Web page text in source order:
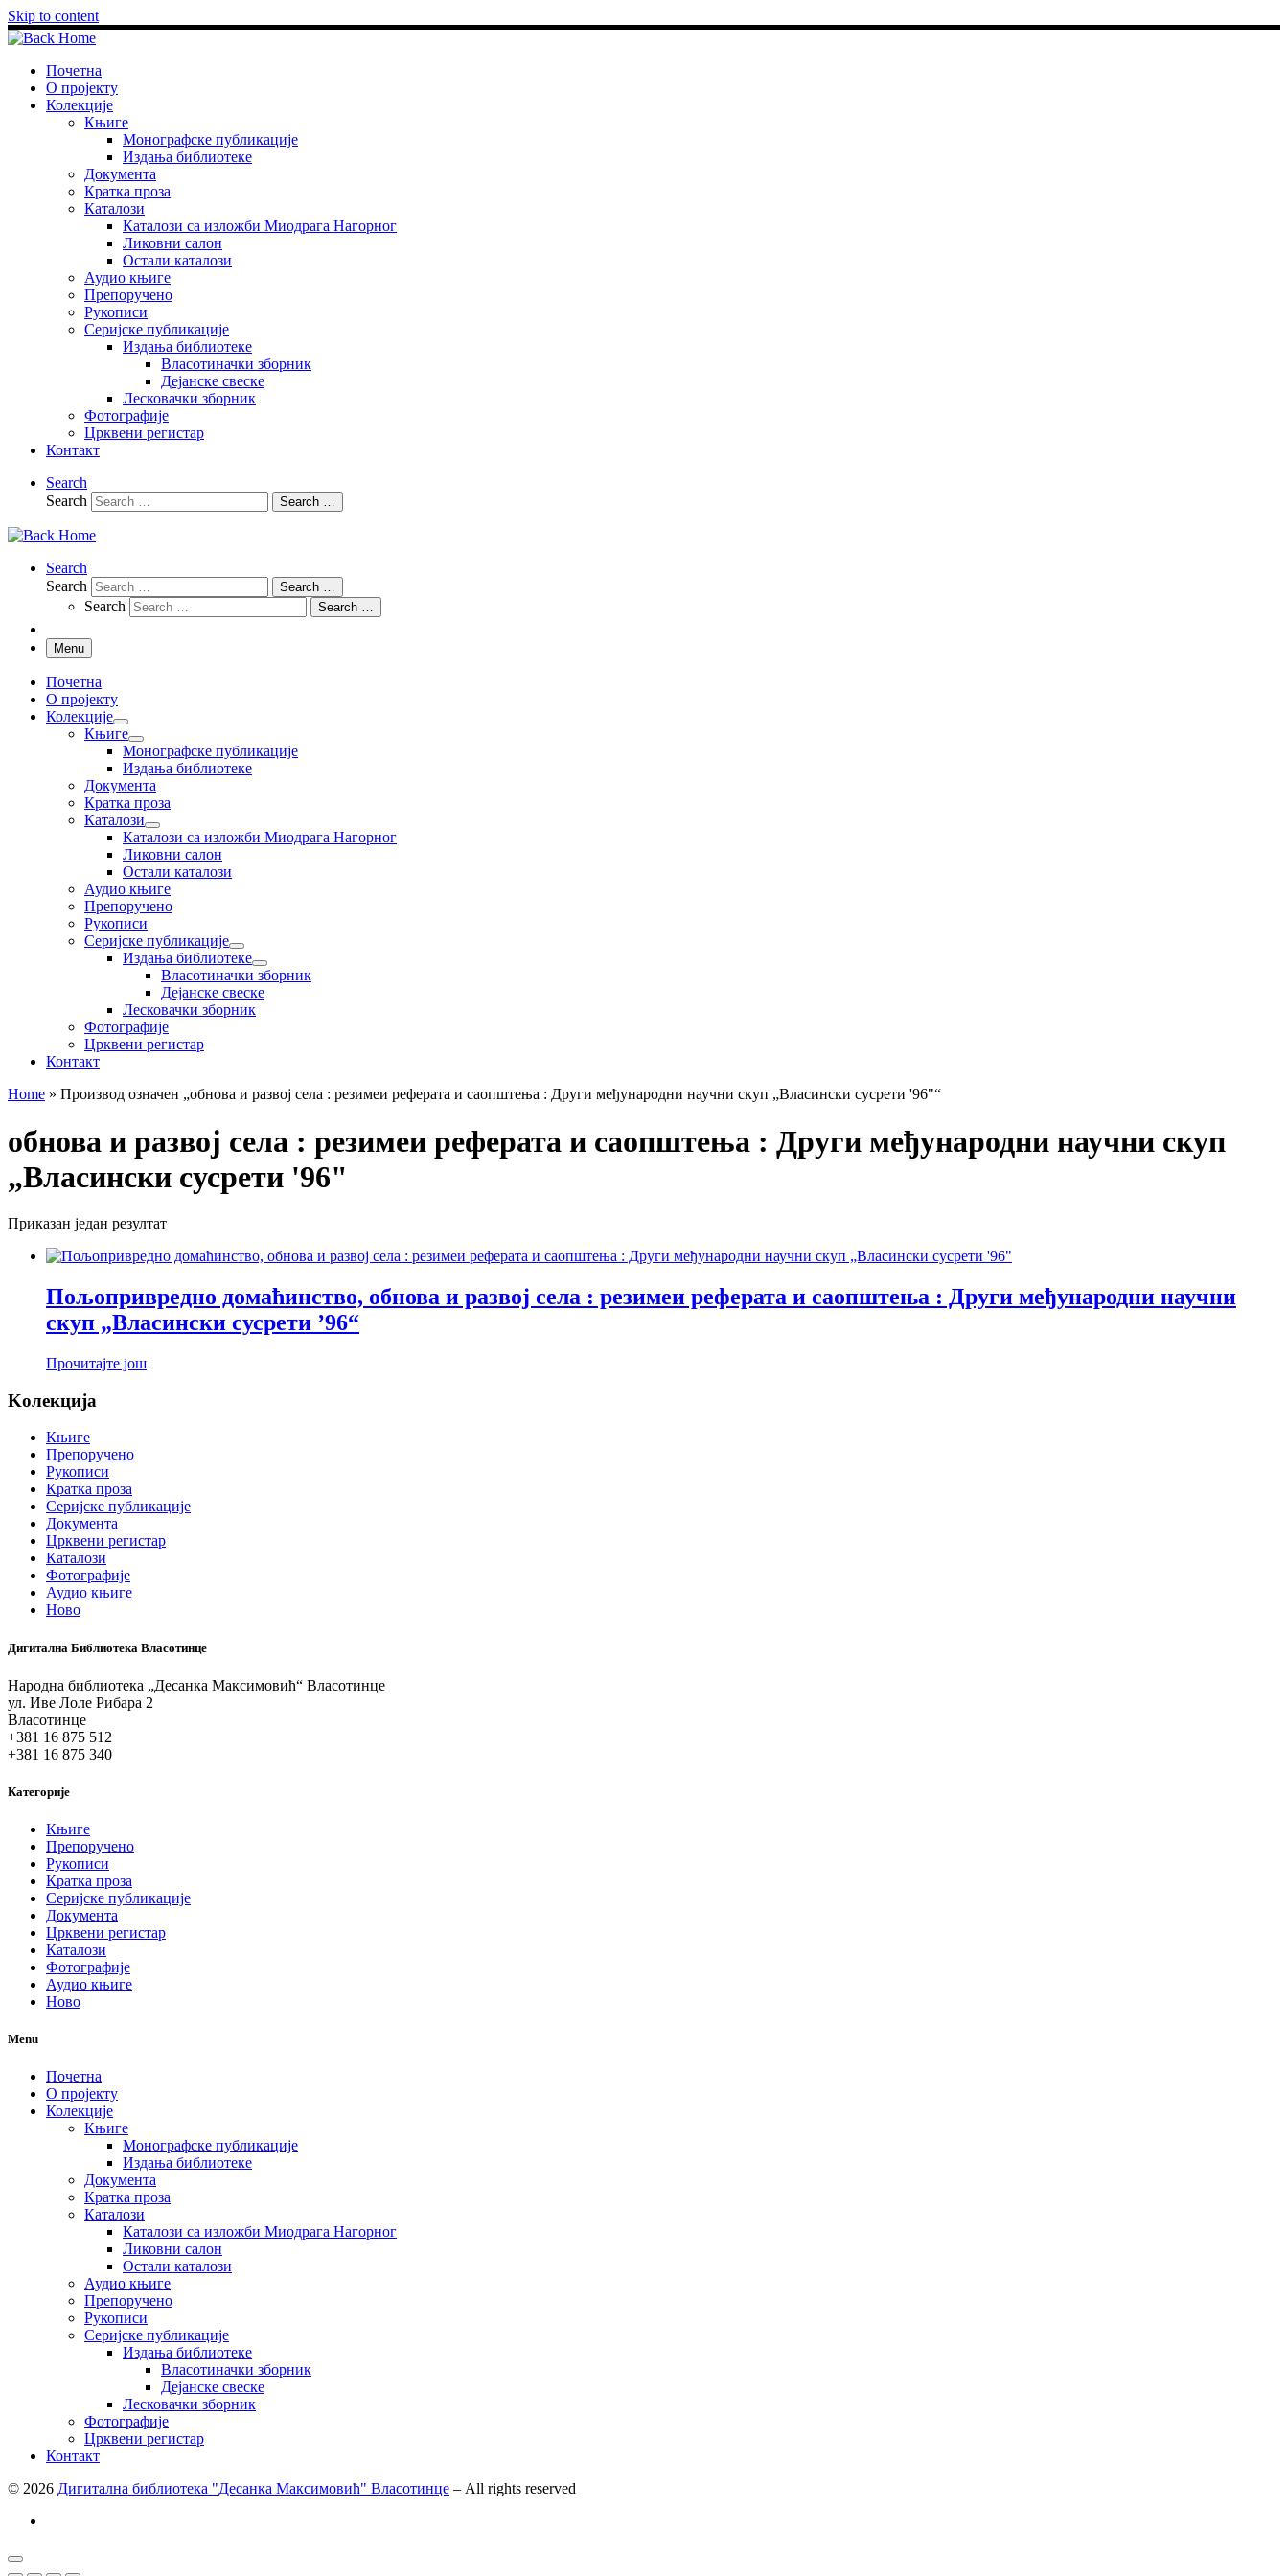
Skip to content
Почетна
О пројекту
Колекције
Књиге
Монографске публикације
Издања библиотеке
Документа
Кратка проза
Каталози
Каталози са изложби Миодрага Нагорног
Ликовни салон
Остали каталози
Аудио књиге
Препоручено
Рукописи
Серијске публикације
Издања библиотеке
Власотиначки зборник
Дејанске свеске
Лесковачки зборник
Фотографије
Црквени регистар
Контакт
Search
Search
Search …
Search
Search
Search …
Search Search …
Menu
Почетна
О пројекту
Колекције
Књиге
Монографске публикације
Издања библиотеке
Документа
Кратка проза
Каталози
Каталози са изложби Миодрага Нагорног
Ликовни салон
Остали каталози
Аудио књиге
Препоручено
Рукописи
Серијске публикације
Издања библиотеке
Власотиначки зборник
Дејанске свеске
Лесковачки зборник
Фотографије
Црквени регистар
Контакт
Home » Производ oзначен „обнова и развој села : резимеи реферата и саопштења : Други међународни научни скуп „Власински сусрети '96"“
обнова и развој села : резимеи реферата и саопштења : Други међународни научни скуп
„Власински сусрети '96"
Приказан један резултат
Пољопривредно домаћинство, обнова и развој села : резимеи реферата и саопштења : Други међународни научни
скуп „Власински сусрети ’96“
Прочитајте још
Koлекција
Књиге
Препоручено
Рукописи
Кратка проза
Серијске публикације
Документа
Црквени регистар
Каталози
Фотографије
Аудио књиге
Ново
Дигитална Библиотека Власотинце
Народна библиотека „Десанка Максимовић“ Власотинце
ул. Иве Лоле Рибара 2
Власотинце
+381 16 875 512
+381 16 875 340
Категорије
Књиге
Препоручено
Рукописи
Кратка проза
Серијске публикације
Документа
Црквени регистар
Каталози
Фотографије
Аудио књиге
Ново
Menu
Почетна
О пројекту
Колекције
Књиге
Монографске публикације
Издања библиотеке
Документа
Кратка проза
Каталози
Каталози са изложби Миодрага Нагорног
Ликовни салон
Остали каталози
Аудио књиге
Препоручено
Рукописи
Серијске публикације
Издања библиотеке
Власотиначки зборник
Дејанске свеске
Лесковачки зборник
Фотографије
Црквени регистар
Контакт
© 2026 Дигитална библиотека "Десанка Максимовић" Власотинце – All rights reserved